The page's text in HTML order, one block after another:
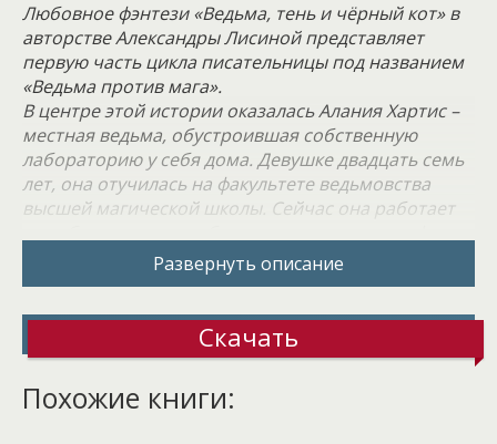
Любовное фэнтези «Ведьма, тень и чёрный кот» в
авторстве Александры Лисиной представляет
первую часть цикла писательницы под названием
«Ведьма против мага».
В центре этой истории оказалась Алания Хартис –
местная ведьма, обустроившая собственную
лабораторию у себя дома. Девушке двадцать семь
лет, она отучилась на факультете ведьмовства
высшей магической школы. Сейчас она работает
«магической косметологии». Героиня готовит
безопасные, а главное разрешенные зелья,
населения. Позволить арендовать себе
специальное помещение для работы ведьма еще
размещено у неё дома, где она и занимается
Развернуть описание
Скачать
Похожие книги: